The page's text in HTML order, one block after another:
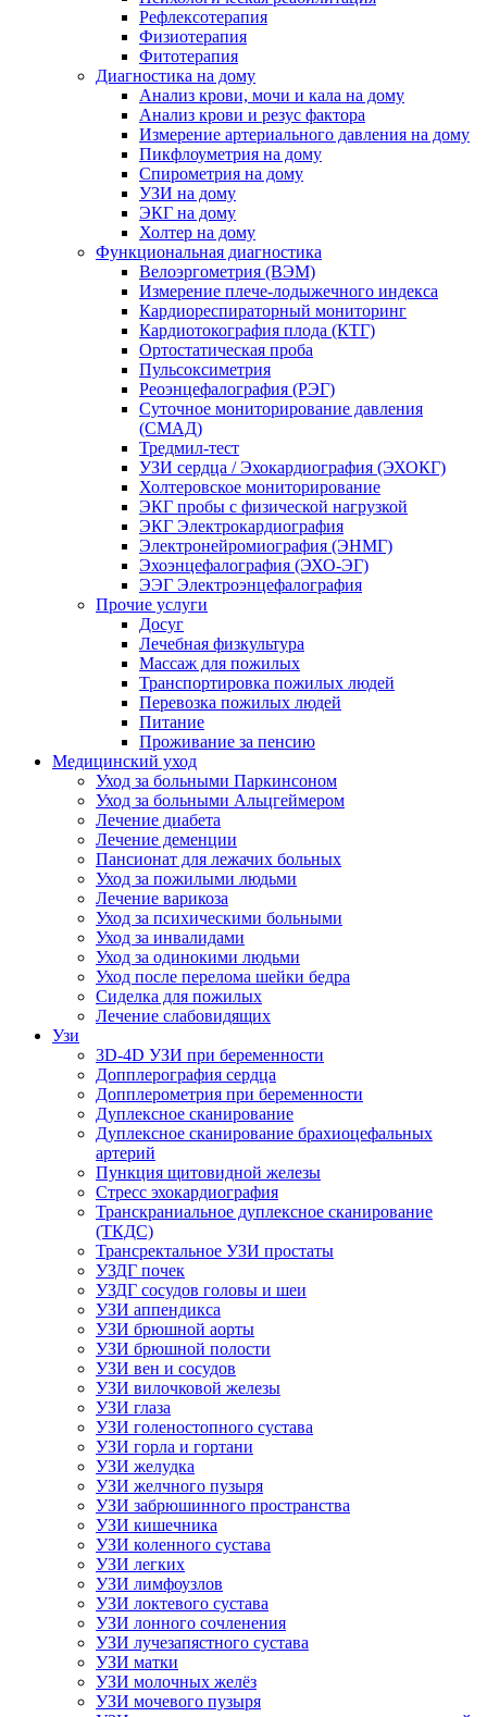
Рефлексотерапия
Физиотерапия
Фитотерапия
Диагностика на дому
Анализ крови, мочи и кала на дому
Анализ крови и резус фактора
Измерение артериального давления на дому
Пикфлоуметрия на дому
Спирометрия на дому
УЗИ на дому
ЭКГ на дому
Холтер на дому
Функциональная диагностика
Велоэргометрия (ВЭМ)
Измерение плече-лодыжечного индекса
Кардиореспираторный мониторинг
Кардиотокография плода (КТГ)
Ортостатическая проба
Пульсоксиметрия
Реоэнцефалография (РЭГ)
Суточное мониторирование давления
(СМАД)
Тредмил-тест
УЗИ сердца / Эхокардиография (ЭХОКГ)
Холтеровское мониторирование
ЭКГ пробы с физической нагрузкой
ЭКГ Электрокардиография
Электронейромиография (ЭНМГ)
Эхоэнцефалография (ЭХО-ЭГ)
ЭЭГ Электроэнцефалография
Прочие услуги
Досуг
Лечебная физкультура
Массаж для пожилых
Транспортировка пожилых людей
Перевозка пожилых людей
Питание
Проживание за пенсию
Медицинский уход
Уход за больными Паркинсоном
Уход за больными Альцгеймером
Лечение диабета
Лечение деменции
Пансионат для лежачих больных
Уход за пожилыми людьми
Лечение варикоза
Уход за психическими больными
Уход за инвалидами
Уход за одинокими людьми
Уход после перелома шейки бедра
Сиделка для пожилых
Лечение слабовидящих
Узи
3D-4D УЗИ при беременности
Допплерография сердца
Допплерометрия при беременности
Дуплексное сканирование
Дуплексное сканирование брахиоцефальных
артерий
Пункция щитовидной железы
Стресс эхокардиография
Транскраниальное дуплексное сканирование
(ТКДС)
Трансректальное УЗИ простаты
УЗДГ почек
УЗДГ сосудов головы и шеи
УЗИ аппендикса
УЗИ брюшной аорты
УЗИ брюшной полости
УЗИ вен и сосудов
УЗИ вилочковой железы
УЗИ глаза
УЗИ голеностопного сустава
УЗИ горла и гортани
УЗИ желудка
УЗИ желчного пузыря
УЗИ забрюшинного пространства
УЗИ кишечника
УЗИ коленного сустава
УЗИ легких
УЗИ лимфоузлов
УЗИ локтевого сустава
УЗИ лонного сочленения
УЗИ лучезапястного сустава
УЗИ матки
УЗИ молочных желёз
УЗИ мочевого пузыря